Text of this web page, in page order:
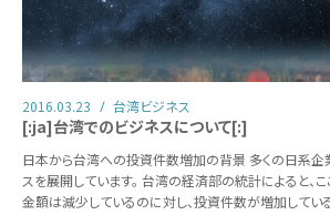
2016.03.23 台湾ビジネス
[:ja]台湾でのビジネスについて[:]
日本から台湾への投資件数増加の背景 多くの日系企
スを展開しています。 台湾の経済部の統計によると、
金額は減少しているのに対し、投資件数が増加してい